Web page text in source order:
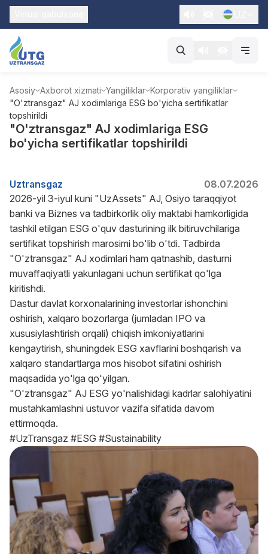
Asosiy Axborot xizmati Yangiliklar Korporativ yangiliklar
"O'ztransgaz" AJ xodimlariga ESG bo'yicha sertifikatlar
topshirildi
"O'ztransgaz" AJ xodimlariga ESG
bo'yicha sertifikatlar topshirildi
Uztransgaz
08.07.2026
2026-yil 3-iyul kuni "UzAssets" AJ, Osiyo taraqqiyot
banki va Biznes va tadbirkorlik oliy maktabi hamkorligida
tashkil etilgan ESG o'quv dasturining ilk bitiruvchilariga
sertifikat topshirish marosimi bo'lib o'tdi. Tadbirda
"O'ztransgaz" AJ xodimlari ham qatnashib, dasturni
muvaffaqiyatli yakunlagani uchun sertifikat qo'lga
kiritishdi.
Dastur davlat korxonalarining investorlar ishonchini
oshirish, xalqaro bozorlarga (jumladan IPO va
xususiylashtirish orqali) chiqish imkoniyatlarini
kengaytirish, shuningdek ESG xavflarini boshqarish va
xalqaro standartlarga mos hisobot sifatini oshirish
maqsadida yo'lga qo'yilgan.
"O'ztransgaz" AJ ESG yo'nalishidagi kadrlar salohiyatini
mustahkamlashni ustuvor vazifa sifatida davom
ettirmoqda.
#UzTransgaz #ESG #Sustainability